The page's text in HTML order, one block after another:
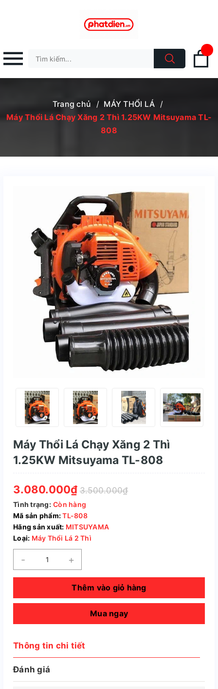
Trang chủ / MÁY THỔI LÁ /
Máy Thổi Lá Chạy Xăng 2 Thì 1.25KW Mitsuyama TL-
808
Máy Thổi Lá Chạy Xăng 2 Thì
1.25KW Mitsuyama TL-808
3.080.000₫ 3.500.000₫
Tình trạng: Còn hàng
Mã sản phẩm:TL-808
Hãng sản xuất: MITSUYAMA
Loại: Máy Thổi Lá 2 Thì
- +
Thêm vào giỏ hàng
Mua ngay
Thông tin chi tiết
Đánh giá